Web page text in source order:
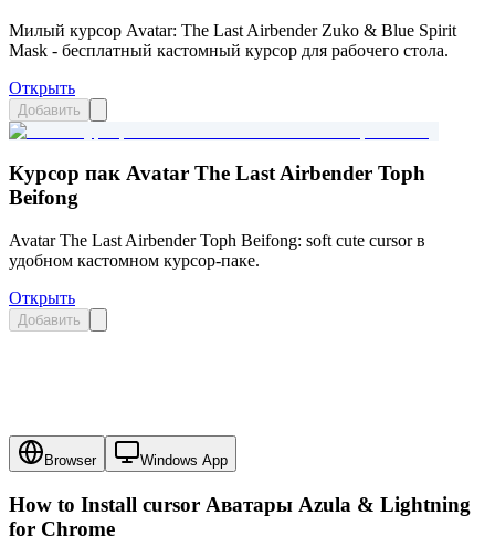
Милый курсор Avatar: The Last Airbender Zuko & Blue Spirit
Mask - бесплатный кастомный курсор для рабочего стола.
Открыть
Добавить
Курсор пак Avatar The Last Airbender Toph
Beifong
Avatar The Last Airbender Toph Beifong: soft cute cursor в
удобном кастомном курсор-паке.
Открыть
Добавить
Browser Windows App
How to Install cursor Аватары Azula & Lightning
for Chrome